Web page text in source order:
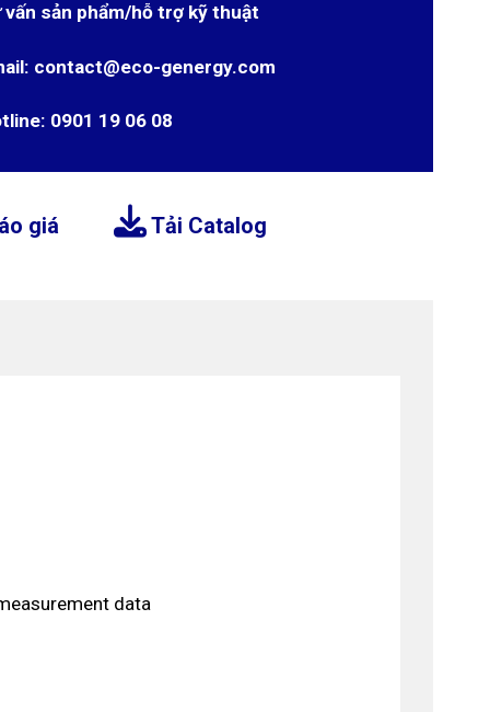
vấn sản phẩm/hỗ trợ kỹ thuật
contact@eco-genergy.com
0901 19 06 08
giá Tải Catalog
data